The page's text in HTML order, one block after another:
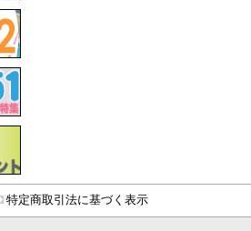
特定商取引法に基づく表示